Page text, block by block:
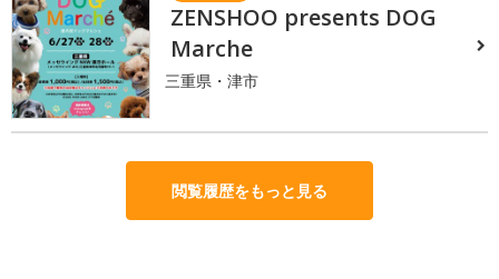
ZENSHOO presents DOG
Marche
三重県・津市
閲覧履歴をもっと見る